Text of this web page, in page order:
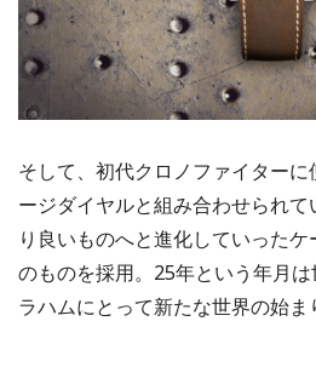
そして、初代クロノファイター
ージダイヤルと組み合わせられ
り良いものへと進化していった
のものを採用。25年という年月
ラハムにとって新たな世界の始ま